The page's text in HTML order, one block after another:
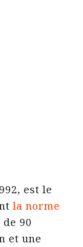
est le
la norme
90
et une